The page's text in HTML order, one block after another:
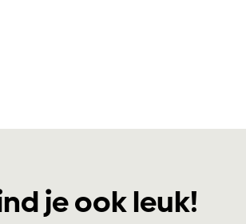
je ook leuk!